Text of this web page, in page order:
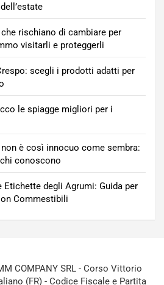
rischiano di cambiare per
visitarli e proteggerli
scegli i prodotti adatti per
le spiagge migliori per i
non è così innocuo come sembra:
conoscono
degli Agrumi: Guida per
Commestibili
COMPANY SRL - Corso Vittorio
(FR) - Codice Fiscale e Partita